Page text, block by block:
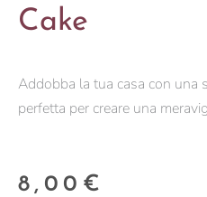
Cake
Addobba la tua casa con una
perfetta per creare una
8,00 €